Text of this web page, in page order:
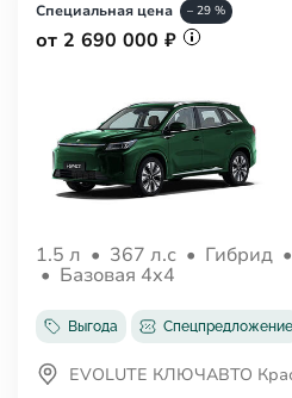
Специальная цена – 29 %
от 2 690 000 ₽
1.5 л • 367 л.с • Гибрид •
• Базовая 4x4
Выгода Спецпредложение
EVOLUTE КЛЮЧАВТО